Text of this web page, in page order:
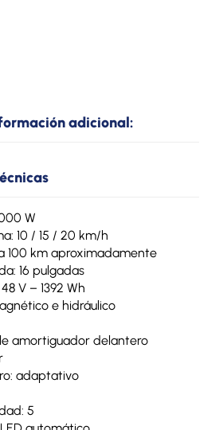
adicional:
W
10 / 15 / 20 km/h
100 km aproximadamente
16 pulgadas
V – 1392 Wh
e hidráulico
amortiguador delantero
adaptativo
5